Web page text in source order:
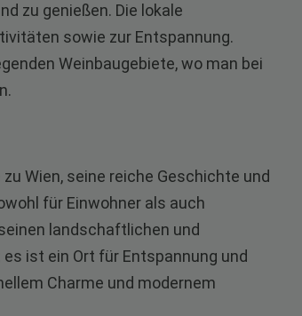
zu genießen. Die lokale
sowie zur Entspannung.
Weinbaugebiete, wo man bei
Wien, seine reiche Geschichte und
für Einwohner als auch
landschaftlichen und
ist ein Ort für Entspannung und
Charme und modernem